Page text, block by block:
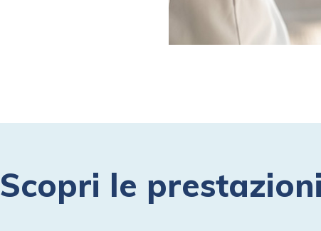
Scopri le